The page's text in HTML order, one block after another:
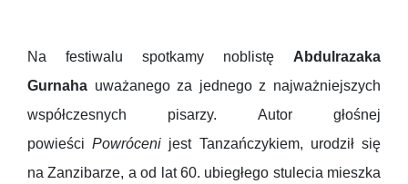
Na festiwalu spotkamy noblistę Abdulrazaka
Gurnaha uważanego za jednego z najważniejszych
współczesnych pisarzy. Autor głośnej
powieściPowróceni jest Tanzańczykiem, urodził się
na Zanzibarze, a od lat 60. ubiegłego stulecia mieszka